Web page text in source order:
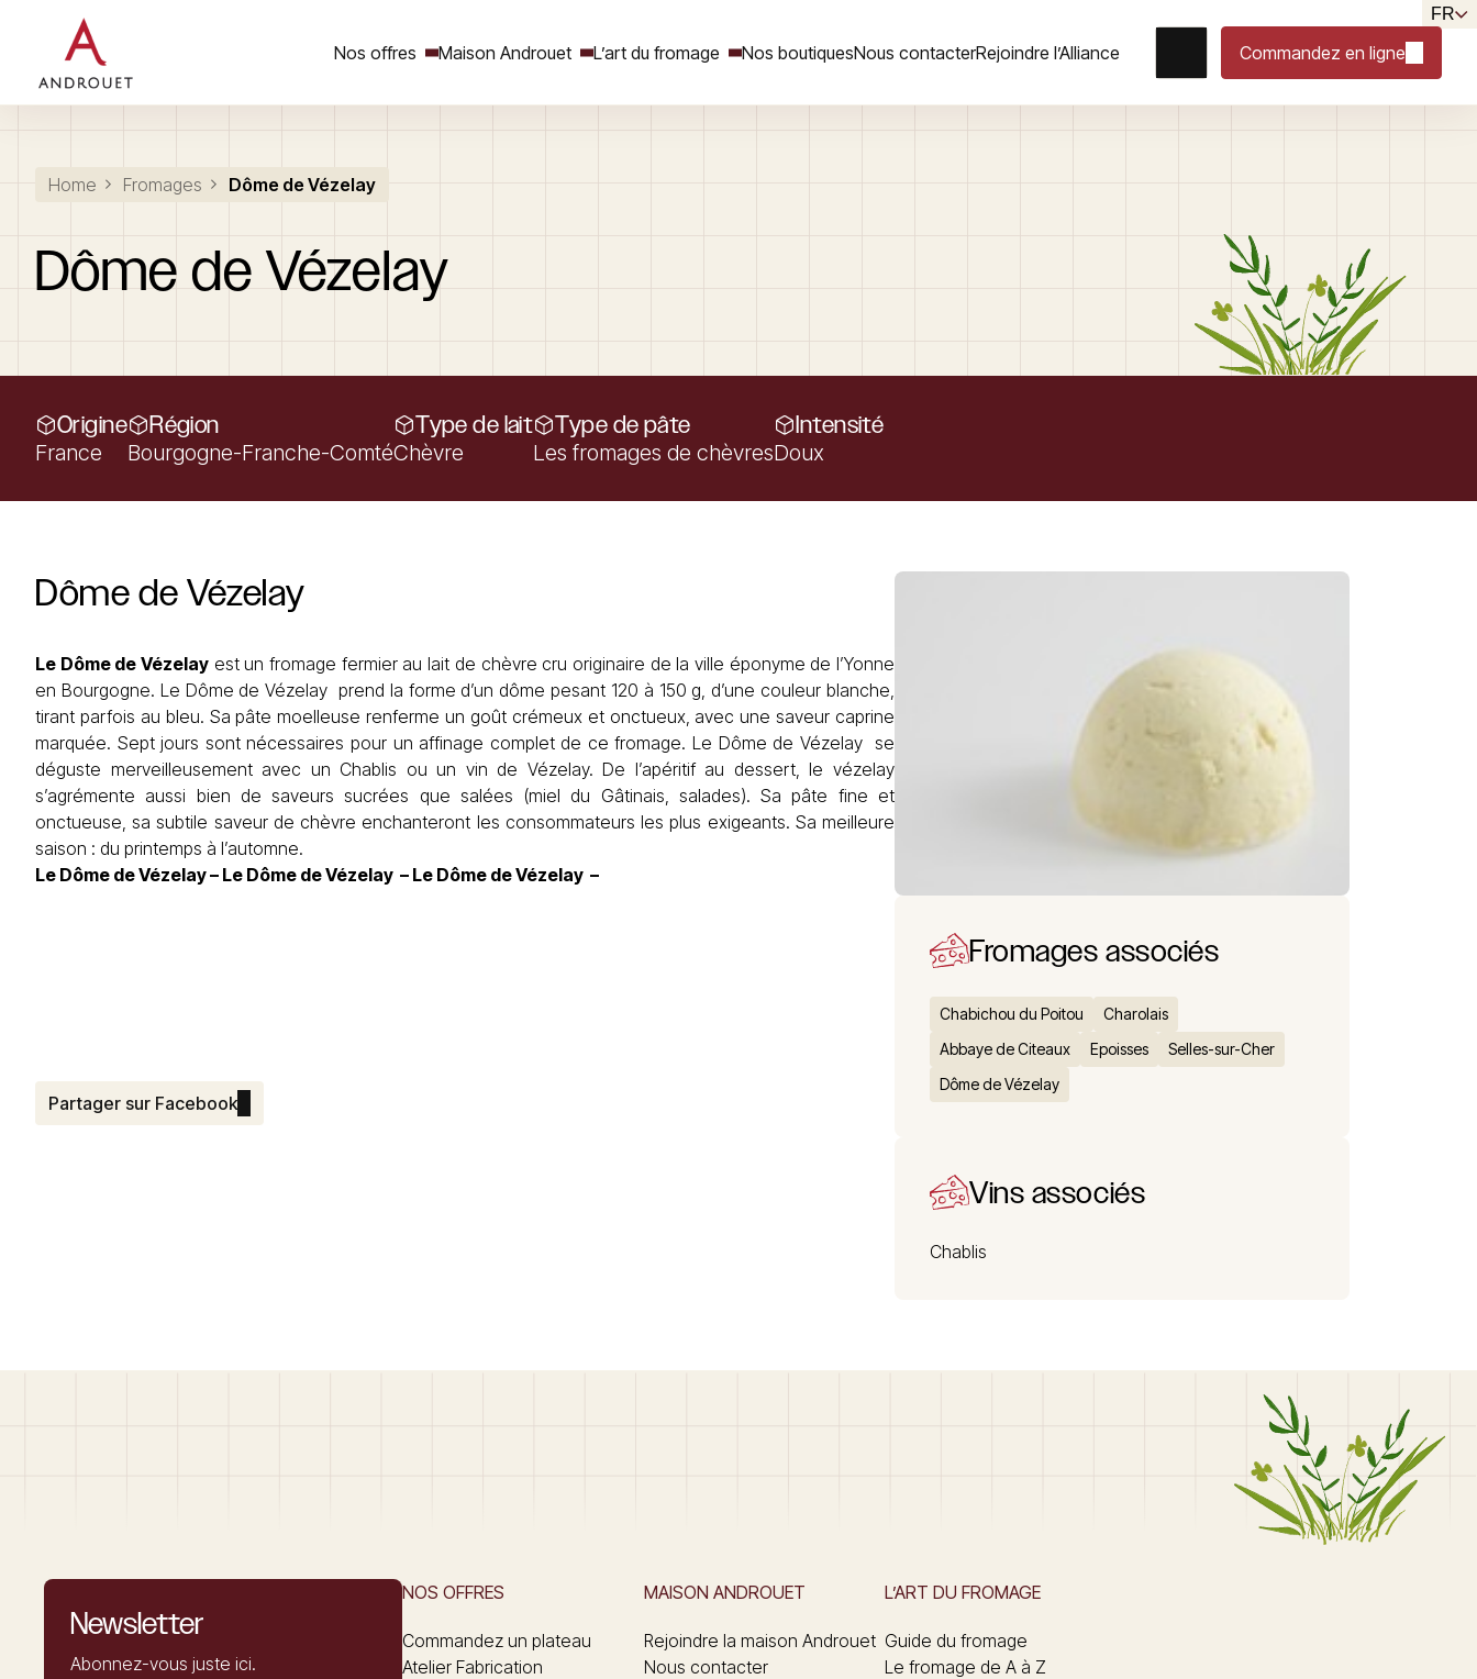
Nos offres Maison Androuet L’art du fromage Nos boutiquesNous contacterRejoindre l’Alliance Commandez en ligne
FR
Rechercher un mot clé
Home Fromages Dôme de Vézelay
Dôme de Vézelay
Origine
France
Région
Bourgogne-Franche-Comté
Type de lait
Chèvre
Type de pâte
Les fromages de chèvres
Intensité
Doux
Dôme de Vézelay
Le Dôme de Vézelay est un fromage fermier au lait de chèvre cru originaire de la ville éponyme de l’Yonne
en Bourgogne. Le Dôme de Vézelay prend la forme d’un dôme pesant 120 à 150 g, d’une couleur blanche,
tirant parfois au bleu. Sa pâte moelleuse renferme un goût crémeux et onctueux, avec une saveur caprine
marquée. Sept jours sont nécessaires pour un affinage complet de ce fromage. Le Dôme de Vézelay se
déguste merveilleusement avec un Chablis ou un vin de Vézelay. De l’apéritif au dessert, le vézelay
s’agrémente aussi bien de saveurs sucrées que salées (miel du Gâtinais, salades). Sa pâte fine et
onctueuse, sa subtile saveur de chèvre enchanteront les consommateurs les plus exigeants. Sa meilleure
saison : du printemps à l’automne.
Le Dôme de Vézelay – Le Dôme de Vézelay – Le Dôme de Vézelay –
Partager sur Facebook
Fromages associés
Chabichou du Poitou
Charolais
Abbaye de Citeaux
Epoisses
Selles-sur-Cher
Dôme de Vézelay
Vins associés
Chablis
Newsletter
Abonnez-vous juste ici.
NOS OFFRES
Commandez un plateau
Atelier Fabrication
MAISON ANDROUET
Rejoindre la maison Androuet
Nous contacter
L’ART DU FROMAGE
Guide du fromage
Le fromage de A à Z